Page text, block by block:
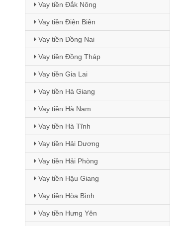
Vay tiền Đắk Nông
Vay tiền Điện Biên
Vay tiền Đồng Nai
Vay tiền Đồng Tháp
Vay tiền Gia Lai
Vay tiền Hà Giang
Vay tiền Hà Nam
Vay tiền Hà Tĩnh
Vay tiền Hải Dương
Vay tiền Hải Phòng
Vay tiền Hậu Giang
Vay tiền Hòa Bình
Vay tiền Hưng Yên